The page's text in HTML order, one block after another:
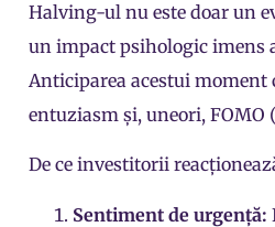
Halving-ul nu este doar un
un impact psihologic imens
Anticiparea acestui moment
entuziasm și, uneori, FOMO
De ce investitorii
Sentiment de urgență: